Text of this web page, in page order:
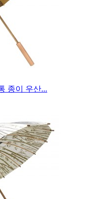
종이 우산...